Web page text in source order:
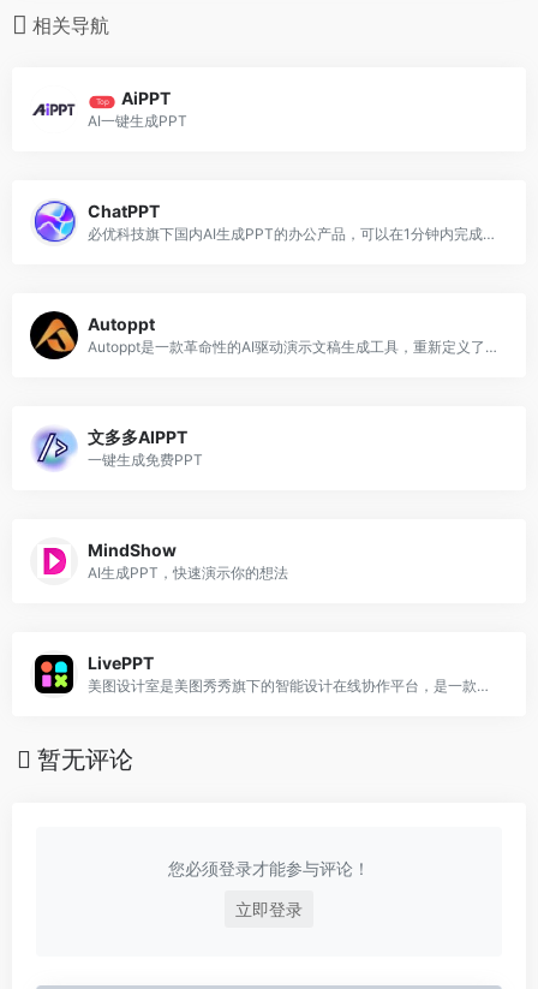
相关导航
Top AiPPT
AI一键生成PPT
ChatPPT
必优科技旗下国内AI生成PPT的办公产品，可以在1分钟内完成全篇PPT生成、设计与排版。
Autoppt
Autoppt是一款革命性的AI驱动演示文稿生成工具，重新定义了您创建演示文稿的方式。
文多多AIPPT
一键生成免费PPT
MindShow
AI生成PPT，快速演示你的想法
LivePPT
美图设计室是美图秀秀旗下的智能设计在线协作平台，是一款平面设计工具和在线平面设计软件,提供海量海报模板,跨境电商模板,跨境电商banner,跨境电商主图,邀请函,公告通知,喜报,logo等免费设计素材和模板,可在线智能生成海报,一键换色,一键换装,一键去水印,图片高清修复,无损放大,抠图,拼图。
暂无评论
您必须登录才能参与评论！
立即登录